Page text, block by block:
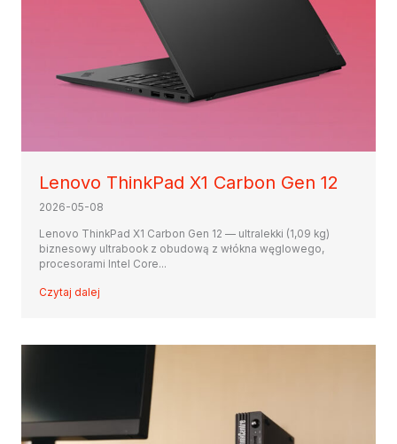
Lenovo ThinkPad X1 Carbon Gen 12
2026-05-08
Lenovo ThinkPad X1 Carbon Gen 12 — ultralekki (1,09 kg)
biznesowy ultrabook z obudową z włókna węglowego,
procesorami Intel Core...
Czytaj dalej